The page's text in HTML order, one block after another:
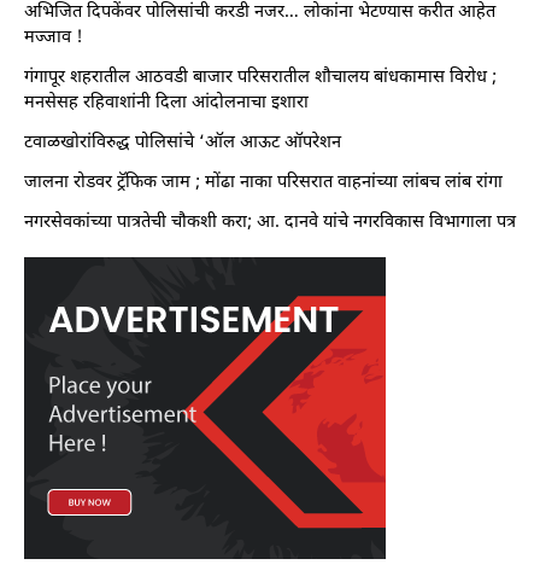
अभिजित दिपकेंवर पोलिसांची करडी नजर… लोकांना भेटण्यास करीत आहेत
मज्जाव !
गंगापूर शहरातील आठवडी बाजार परिसरातील शौचालय बांधकामास विरोध ;
मनसेसह रहिवाशांनी दिला आंदोलनाचा इशारा
टवाळखोरांविरुद्ध पोलिसांचे ‘ऑल आऊट ऑपरेशन
जालना रोडवर ट्रॅफिक जाम ; मोंढा नाका परिसरात वाहनांच्या लांबच लांब रांगा
नगरसेवकांच्या पात्रतेची चौकशी करा; आ. दानवे यांचे नगरविकास विभागाला पत्र